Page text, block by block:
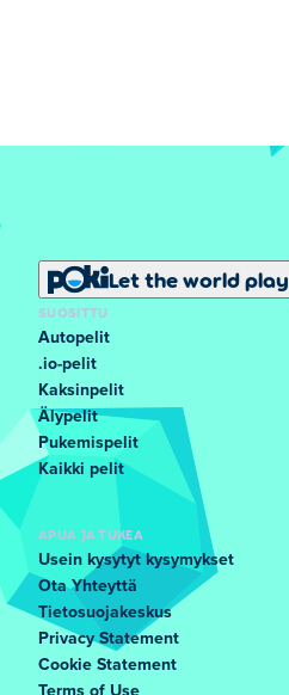
Let the world play
SUOSITTU
Autopelit
.io-pelit
Kaksinpelit
Älypelit
Pukemispelit
Kaikki pelit
APUA JA TUKEA
Usein kysytyt kysymykset
Ota Yhteyttä
Tietosuojakeskus
Privacy Statement
Cookie Statement
Terms of Use